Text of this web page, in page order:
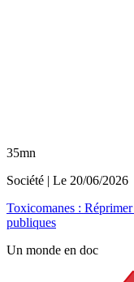
35mn
Société | Le 20/06/2026
Toxicomanes :
publiques
Un monde en doc